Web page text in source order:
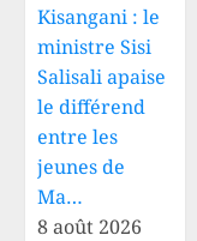
Kisangani : le
ministre Sisi
Salisali apaise
le différend
entre les
jeunes de
Ma…
8 août 2026